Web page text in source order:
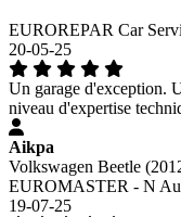
EUROREPAR Car
20-05-25
Un garage d'exception.
niveau d'expertise
Aikpa
Volkswagen Beetle
EUROMASTER - N
19-07-25